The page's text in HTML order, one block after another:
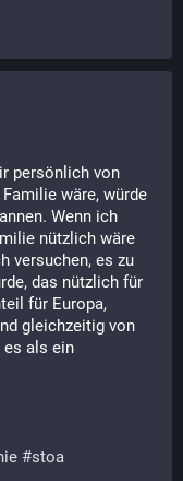
persönlich von
wäre, würde
Wenn ich
nützlich wäre
versuchen, es zu
das nützlich für
für Europa,
gleichzeitig von
es als ein
#stoa